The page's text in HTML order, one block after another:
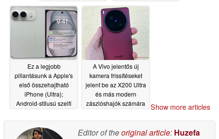
06/10/2026
Ez a legjobb
pillantásunk a Apple's
első összehajtható
iPhone (Ultra);
Android-stílusú szelfi
A Vivo jelentős új
kamera frissítéseket
jelent be az X200 Ultra
és más modern
zászlóshajók számára
Show more articles
Editor of theoriginal article: Huzefa